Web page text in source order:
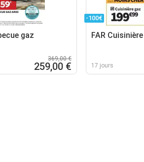
gaz
369,00 €
259,00 €
-100€
FAR
17 jours